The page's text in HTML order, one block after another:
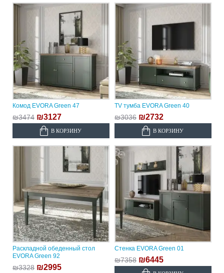
Комод EVORA Green 47
₪3474 ₪3127
В КОРЗИНУ
TV тумба EVORA Green 40
₪3036 ₪2732
В КОРЗИНУ
Раскладной обеденный стол
EVORA Green 92
₪3328 ₪2995
Стенка EVORA Green 01
₪7358 ₪6445